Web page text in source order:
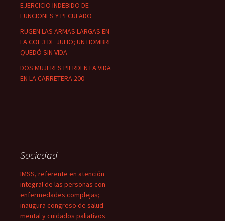
EJERCICIO INDEBIDO DE
FUNCIONES Y PECULADO
RUGEN LAS ARMAS LARGAS EN
LA COL 3 DE JULIO; UN HOMBRE
QUEDÓ SIN VIDA
DOS MUJERES PIERDEN LA VIDA
EN LA CARRETERA 200
Sociedad
IMSS, referente en atención
integral de las personas con
enfermedades complejas;
inaugura congreso de salud
mental y cuidados paliativos